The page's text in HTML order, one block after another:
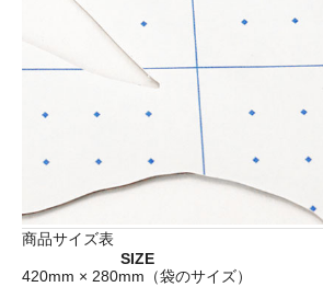
商品サイズ表
SIZE
420mm × 280mm（袋のサイズ）